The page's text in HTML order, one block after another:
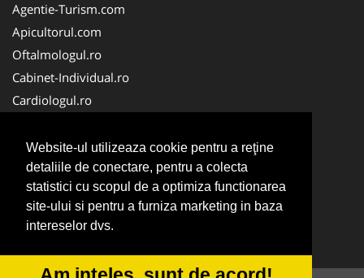
Website-ul utilizeaza cookie pentru a reţine
detaliile de conectare, pentru a colecta
statistici cu scopul de a optimiza functionarea
site-ului si pentru a furniza marketing in baza
intereselor dvs.
Agentie-Turism.com
Apicultorul.com
Oftalmologul.ro
Cabinet-Individual.ro
Cardiologul.ro
CramaVinuri.ro
Centru-Copiere.ro
CentruInchirieri.ro
Medic-Bun.com